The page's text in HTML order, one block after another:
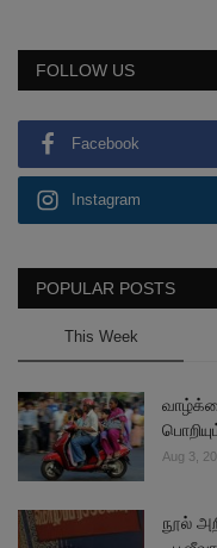
FOLLOW US
Facebook
Instagram
POPULAR POSTS
This Week
Aug 3,
நூல்